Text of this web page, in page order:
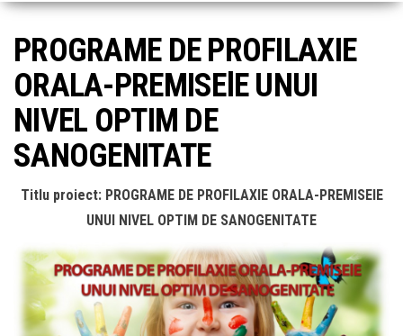
PROGRAME DE PROFILAXIE
ORALA-PREMISElE UNUI
NIVEL OPTIM DE
SANOGENITATE
Titlu proiect: PROGRAME DE PROFILAXIE ORALA-PREMISElE
UNUI NIVEL OPTIM DE SANOGENITATE